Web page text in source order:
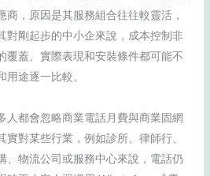
，原因是其服務組合往往較靈活，
對剛起步的中小企來說，成本控制非
覆蓋、實際表現和安裝條件都可能不
途逐一比較。
人都會忽略商業電話月費與商業固網
對某些行業，例如診所、律師行、
、物流公司或服務中心來說，電話仍